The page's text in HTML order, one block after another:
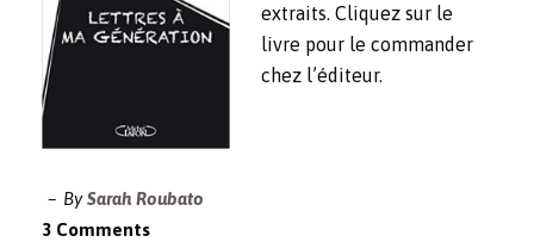
extraits. Cliquez sur le
livre pour le commander
chez l’éditeur.
BySarah Roubato
3 Comments